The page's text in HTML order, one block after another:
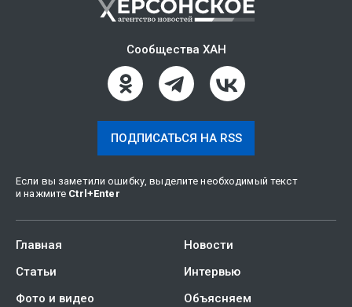
Сообщества ХАН
ПОДПИСАТЬСЯ НА RSS
Если вы заметили ошибку, выделите необходимый текст
и нажмите Ctrl +Enter
Главная
Новости
Статьи
Интервью
Фото и видео
Объясняем